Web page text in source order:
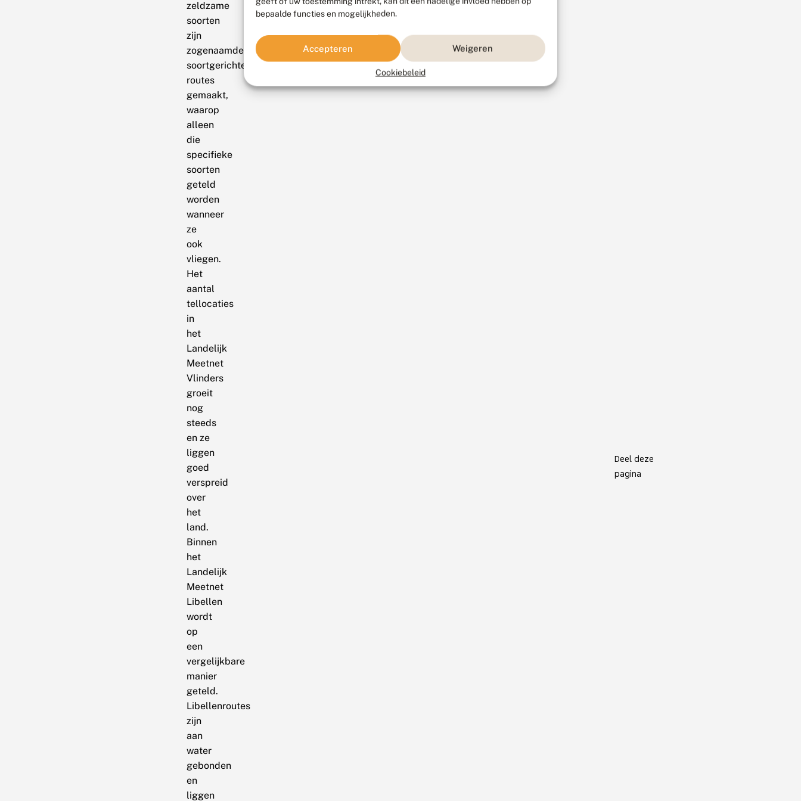
bepaalde functies en mogelijkheden.
Accepteren Weigeren
Cookiebeleid
zeldzame
soorten
zijn
zogenaamde
soortgerichte
routes
gemaakt,
waarop
alleen
die
specifieke
soorten
geteld
worden
wanneer
ze
ook
vliegen.
Het
aantal
tellocaties
in
het
Landelijk
Meetnet
Vlinders
groeit
nog
steeds
en ze
liggen
goed
verspreid
over
het
land.
Binnen
het
Landelijk
Meetnet
Libellen
wordt
op
een
vergelijkbare
manier
geteld.
Libellenroutes
zijn
aan
water
gebonden
en
liggen
Deel deze
pagina